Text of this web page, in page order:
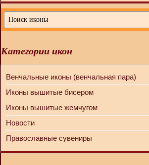
Категории икон
Венчальные иконы (венчальная пара)
Иконы вышитые бисером
Иконы вышитые жемчугом
Новости
Православные сувениры